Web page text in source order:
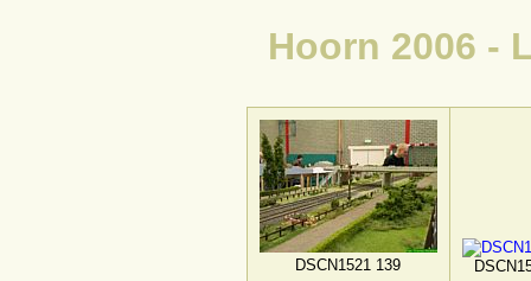
Hoorn 2006 -
DSCN1521 139